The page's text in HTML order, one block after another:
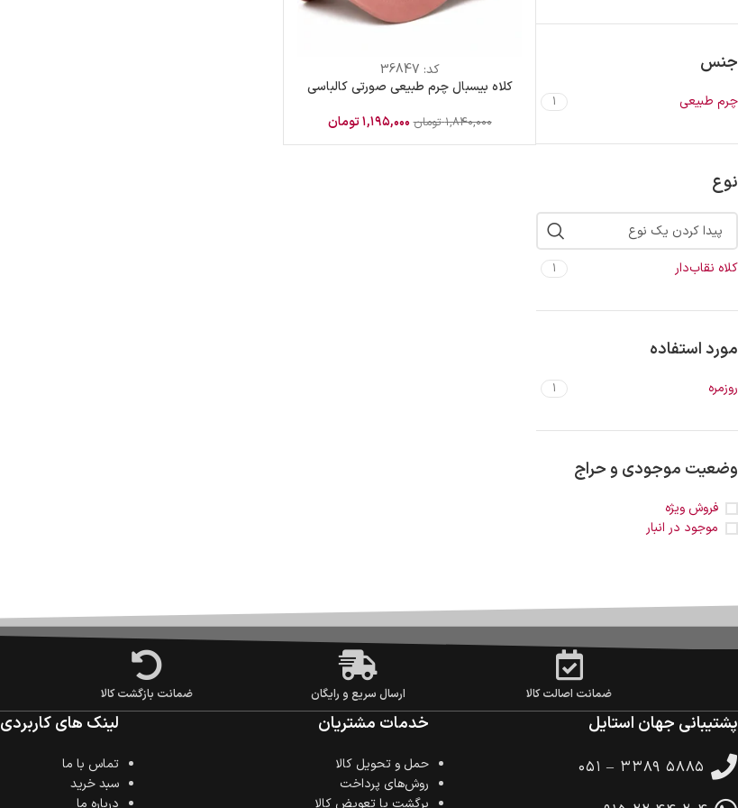
جنس
چرم طبیعی 1
نوع
کلاه نقاب‌دار 1
مورد استفاده
روزمره 1
وضعیت موجودی و حراج
فروش ویژه
موجود در انبار
کد: 36847
کلاه بیسبال چرم طبیعی صورتی کالباسی
۱,۸۴۰,۰۰۰ تومان ۱,۱۹۵,۰۰۰تومان
ضمانت اصالت کالا ارسال سریع و رایگان ضمانت بازگشت کالا
پشتیبانی جهان استایل
۰۵۱ – ۳۳۸۹ ۵۸۸۵
خدمات مشتریان
حمل‌ و تحویل کالا
روش‌های پرداخت
برگشت یا تعویض کالا
لینک های کاربردی
تماس با ما
سبد خرید
درباره ما